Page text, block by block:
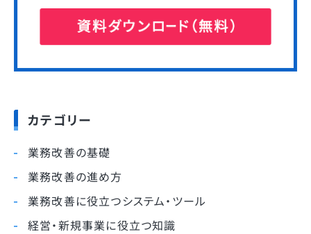
カテゴリー
業務改善の基礎
業務改善の進め方
業務改善に役立つシステム・ツール
経営・新規事業に役立つ知識